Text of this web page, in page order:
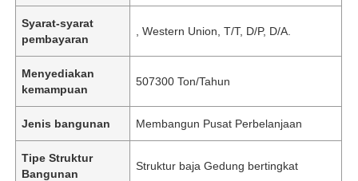
Syarat-syarat
pembayaran
, Western Union, T/T, D/P, D/A.
Menyediakan
kemampuan
507300 Ton/Tahun
Jenis bangunan Membangun Pusat Perbelanjaan
Tipe Struktur
Bangunan
Struktur baja Gedung bertingkat